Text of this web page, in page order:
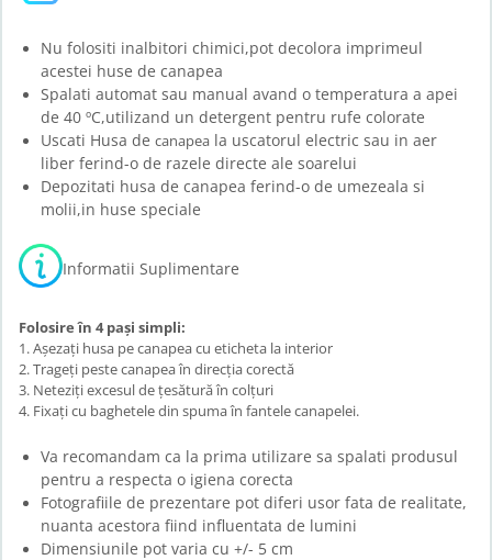
Nu folositi inalbitori chimici,pot decolora imprimeul
acestei huse de canapea
Spalati automat sau manual avand o temperatura a apei
de 40 ºC,utilizand un detergent pentru rufe colorate
Uscati Husa decanapea la uscatorul electric sau in aer
liber ferind-o de razele directe ale soarelui
Depozitati husa de canapea ferind-o de umezeala si
molii,in huse speciale
Informatii Suplimentare
Folosire în 4 pași simpli:
1. Așezați husa pe canapea cu eticheta la interior
2. Trageți peste canapea în direcția corectă
3. Neteziți excesul de țesătură în colțuri
4. Fixați cu baghetele din spuma în fantele canapelei.
Va recomandam ca la prima utilizare sa spalati produsul
pentru a respecta o igiena corecta
Fotografiile de prezentare pot diferi usor fata de realitate,
nuanta acestora fiind influentata de lumini
Dimensiunile pot varia cu +/- 5 cm